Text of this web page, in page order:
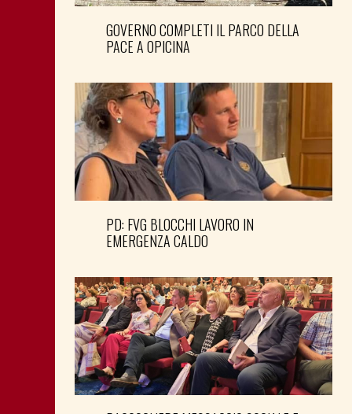
GOVERNO COMPLETI IL PARCO DELLA
PACE A OPICINA
PD: FVG BLOCCHI LAVORO IN
EMERGENZA CALDO